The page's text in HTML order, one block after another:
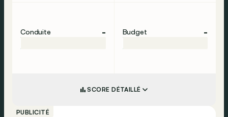
Conduite - Budget -
SCORE DÉTAILLÉ
PUBLICITÉ